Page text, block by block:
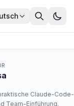
Claude-Code-
Team-Einführung.